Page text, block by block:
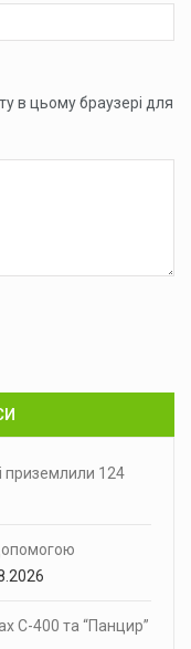
в цьому браузері для
приземлили 124
С-400 та “Панцир”